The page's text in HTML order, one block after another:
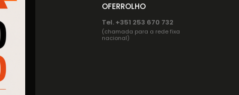
OFERROLHO
Tel. +351 253 670 732
(chamada para a rede fixa
nacional)